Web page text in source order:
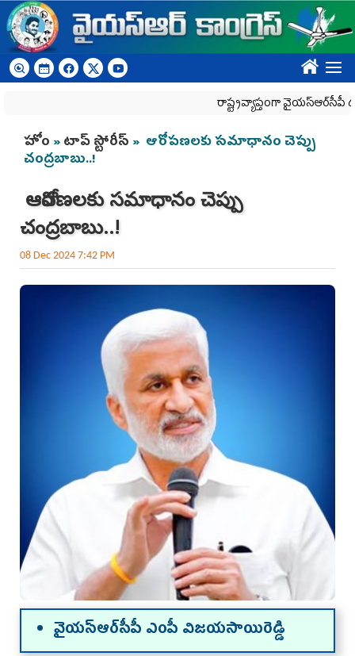
Skip to main content
????
రాష్ట్రవ్యాప్తంగా వైయ‌స్ఆర్‌సీపీ డీఎస్సీ
You are here
హోం »టాప్ స్టోరీస్ » ఆరోపణలకు సమాధానం చెప్పు
చంద్రబాబు..!
ఆరోపణలకు సమాధానం చెప్పు
చంద్రబాబు..!
08 Dec 2024 7:42 PM
వైయ‌స్ఆర్‌సీపీ ఎంపీ విజ‌య‌సాయిరెడ్డి